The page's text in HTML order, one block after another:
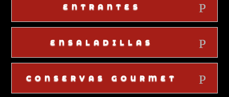
ENTRANTES
ENSALADILLAS
CONSERVAS GOURMET